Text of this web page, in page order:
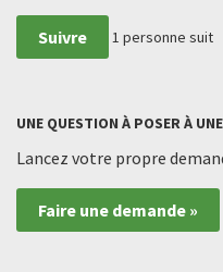
Suivre 1 personne suit
UNE QUESTION À POSER À
Lancez votre propre
Faire une demande »